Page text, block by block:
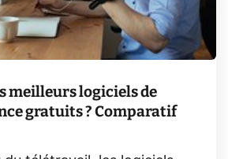
meilleurs logiciels de
gratuits ? Comparatif